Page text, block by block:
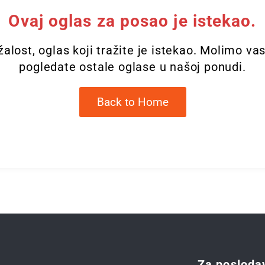
Ovaj oglas za posao je istekao.
oglas koji tražite je istekao. Molimo
pogledate ostale oglase u našoj ponudi.
Back to Home